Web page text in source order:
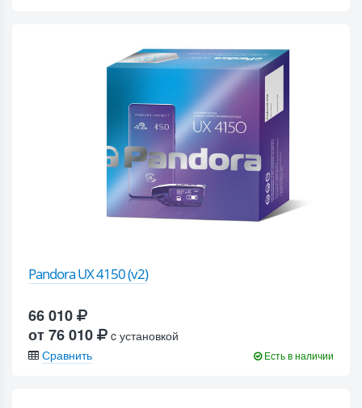
Pandora UX 4150 (v2)
66 010
от 76 010
c установкой
Сравнить
Есть в наличии